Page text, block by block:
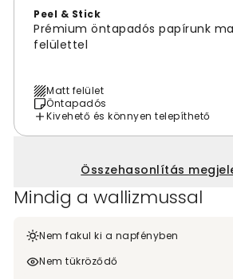
Peel & Stick
Prémium öntapadós papírunk
felülettel
Matt felület
Öntapadós
Kivehető és könnyen telepíthető
Összehasonlítás
Mindig a wallizmussal
Nem fakul ki a napfényben
Nem tükröződő